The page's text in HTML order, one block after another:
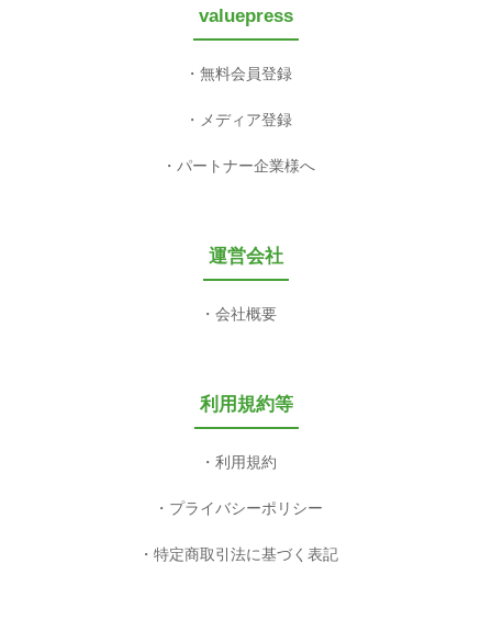
valuepress
無料会員登録
メディア登録
パートナー企業様へ
運営会社
会社概要
利用規約等
利用規約
プライバシーポリシー
特定商取引法に基づく表記